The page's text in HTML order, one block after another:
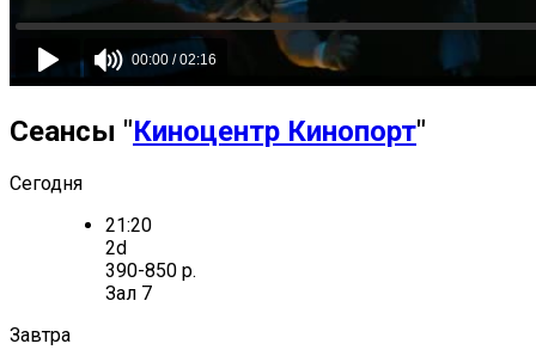
Сеансы "Киноцентр Кинопорт"
Сегодня
21:20
2d
390-850 р.
Зал 7
Завтра